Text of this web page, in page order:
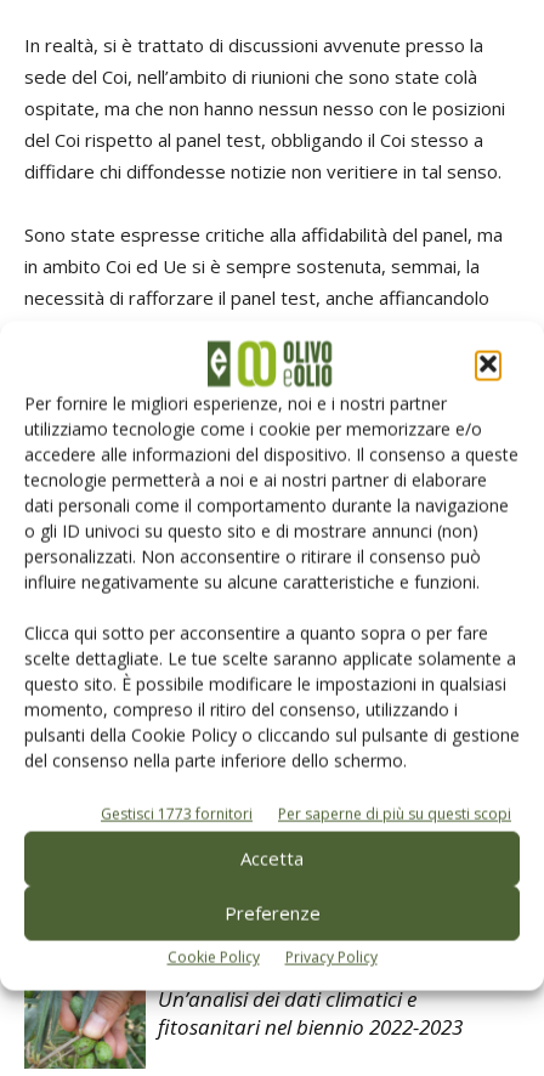
Per fornire le migliori esperienze, noi e i nostri partner
utilizziamo tecnologie come i cookie per memorizzare e/o
accedere alle informazioni del dispositivo. Il consenso a queste
tecnologie permetterà a noi e ai nostri partner di elaborare
dati personali come il comportamento durante la navigazione
o gli ID univoci su questo sito e di mostrare annunci (non)
personalizzati. Non acconsentire o ritirare il consenso può
influire negativamente su alcune caratteristiche e funzioni.
Clicca qui sotto per acconsentire a quanto sopra o per fare
scelte dettagliate. Le tue scelte saranno applicate solamente a
questo sito. È possibile modificare le impostazioni in qualsiasi
momento, compreso il ritiro del consenso, utilizzando i
pulsanti della Cookie Policy o cliccando sul pulsante di gestione
del consenso nella parte inferiore dello schermo.
Gestisci 1773 fornitori Per saperne di più su questi scopi
Accetta
Preferenze
Cookie Policy Privacy Policy
In realtà, si è trattato di discussioni avvenute presso la
sede del Coi, nell’ambito di riunioni che sono state colà
ospitate, ma che non hanno nessun nesso con le posizioni
del Coi rispetto al panel test, obbligando il Coi stesso a
diffidare chi diffondesse notizie non veritiere in tal senso.
Sono state espresse critiche alla affidabilità del panel, ma
in ambito Coi ed Ue si è sempre sostenuta, semmai, la
necessità di rafforzare il panel test, anche affiancandolo
progetto Ue “Oleum”, un intero gruppo di lavoro è
impegnato su questo fronte.
analisi analisi sensoriale olio normativa Panel test
Articoli correlati
Olio extravergine “artigianale”: qualità
rivoluziona l’industria olearia 5.0
Un’analisi dei dati climatici e
fitosanitari nel biennio 2022-2023